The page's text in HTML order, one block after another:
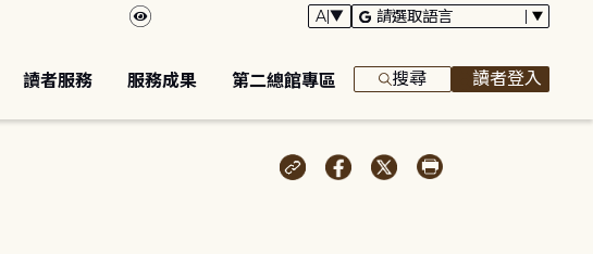
讀者服務 服務成果 第二總館專區 搜尋 讀者登入